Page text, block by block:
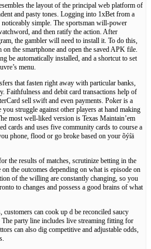
the layout of the principal web platform of
and pasty tones. Logging into 1xBet from a
simple. The sportsman will-power
and then ratify the action. After
the gambler will need to install it. To do this,
the smartphone and open the saved APK file.
be automatically installed, and a shortcut to set
menu.
that fasten right away with particular banks,
Faithfulness and debit card transactions help of
sell swift and even payments. Poker is a
struggle against other players at hand making
most well-liked version is Texas Maintain’em
cards and uses five community cards to course a
phone, flood or go broke based on your õýíä
the results of matches, scrutinize betting in the
the outcomes depending on what is episode on
of the willing are constantly changing, so you
to changes and possess a good brains of what
customers can cook up d be reconciled saucy
party line includes live streaming fitting for
can also dig competitive and adjustable odds,